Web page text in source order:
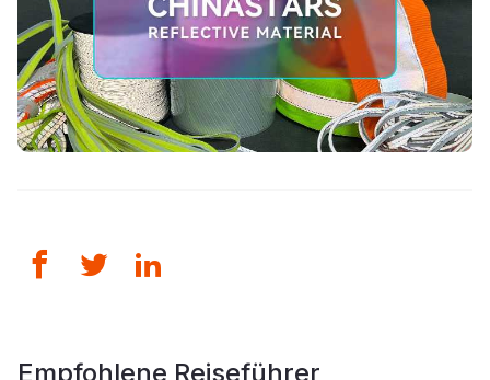
Empfohlene Reiseführer